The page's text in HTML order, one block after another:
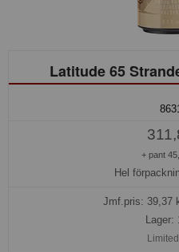
Latitude 65
+ pant
Hel
Jmf.pris: 39,37
Lager: